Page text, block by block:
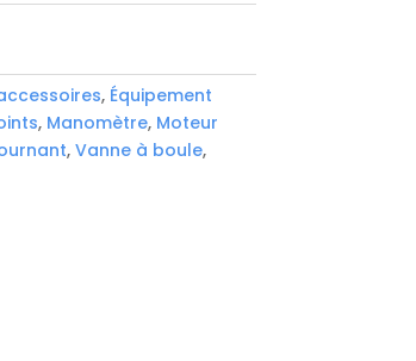
, Équipement
, Manomètre, Moteur
, Vanne à boule,